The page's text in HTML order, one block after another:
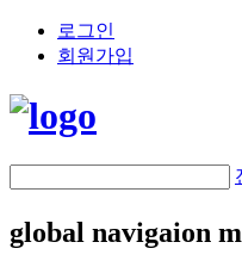
로그인
회원가입
global navigaion